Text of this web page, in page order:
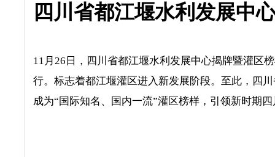
四川省都江堰水利发展中
11月26日，四川省都江堰水利发展中心揭牌暨灌区
行。标志着都江堰灌区进入新发展阶段。至此，四
成为“国际知名、国内一流”灌区榜样，引领新时期